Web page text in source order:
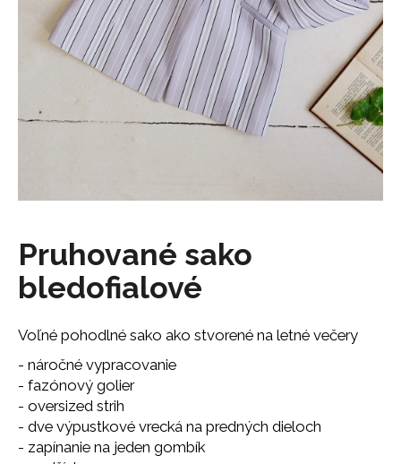
Pruhované sako
bledofialové
Voľné pohodlné sako ako stvorené na letné večery
- náročné vypracovanie
- fazónový golier
- oversized strih
- dve výpustkové vrecká na predných dieloch
- zapínanie na jeden gombík
?
O
d
p
o
r
ú
č
a
m